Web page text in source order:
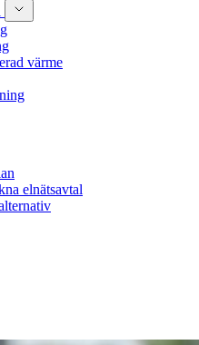
värme
elnätsavtal